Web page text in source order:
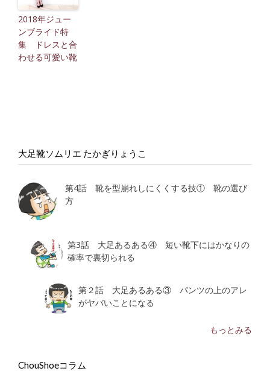
2018年ジュー
ンブライド特
集 ドレスと合
わせる可愛い靴
大足靴ソムリエ たかぎりょうこ
第4話 靴を型崩れしにくくする技① 靴の選び
方
第3話 大足あるある④ 短い靴下にはかなりの
確率で裏切られる
第２話 大足あるある③ パンツの上のアレ
がヤバいことになる
もっとみる
ChouShoeコラム